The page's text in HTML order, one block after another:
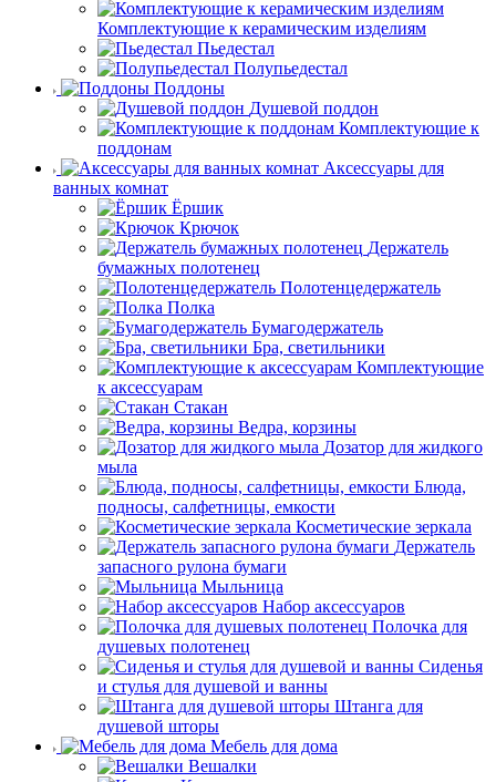
Комплектующие к керамическим изделиям
Пьедестал
Полупьедестал
Поддоны
Душевой поддон
Комплектующие к
поддонам
Аксессуары для
ванных комнат
Ёршик
Крючок
Держатель
бумажных полотенец
Полотенцедержатель
Полка
Бумагодержатель
Бра, светильники
Комплектующие
к аксессуарам
Стакан
Ведра, корзины
Дозатор для жидкого
мыла
Блюда,
подносы, салфетницы, емкости
Косметические зеркала
Держатель
запасного рулона бумаги
Мыльница
Набор аксессуаров
Полочка для
душевых полотенец
Сиденья
и стулья для душевой и ванны
Штанга для
душевой шторы
Мебель для дома
Вешалки